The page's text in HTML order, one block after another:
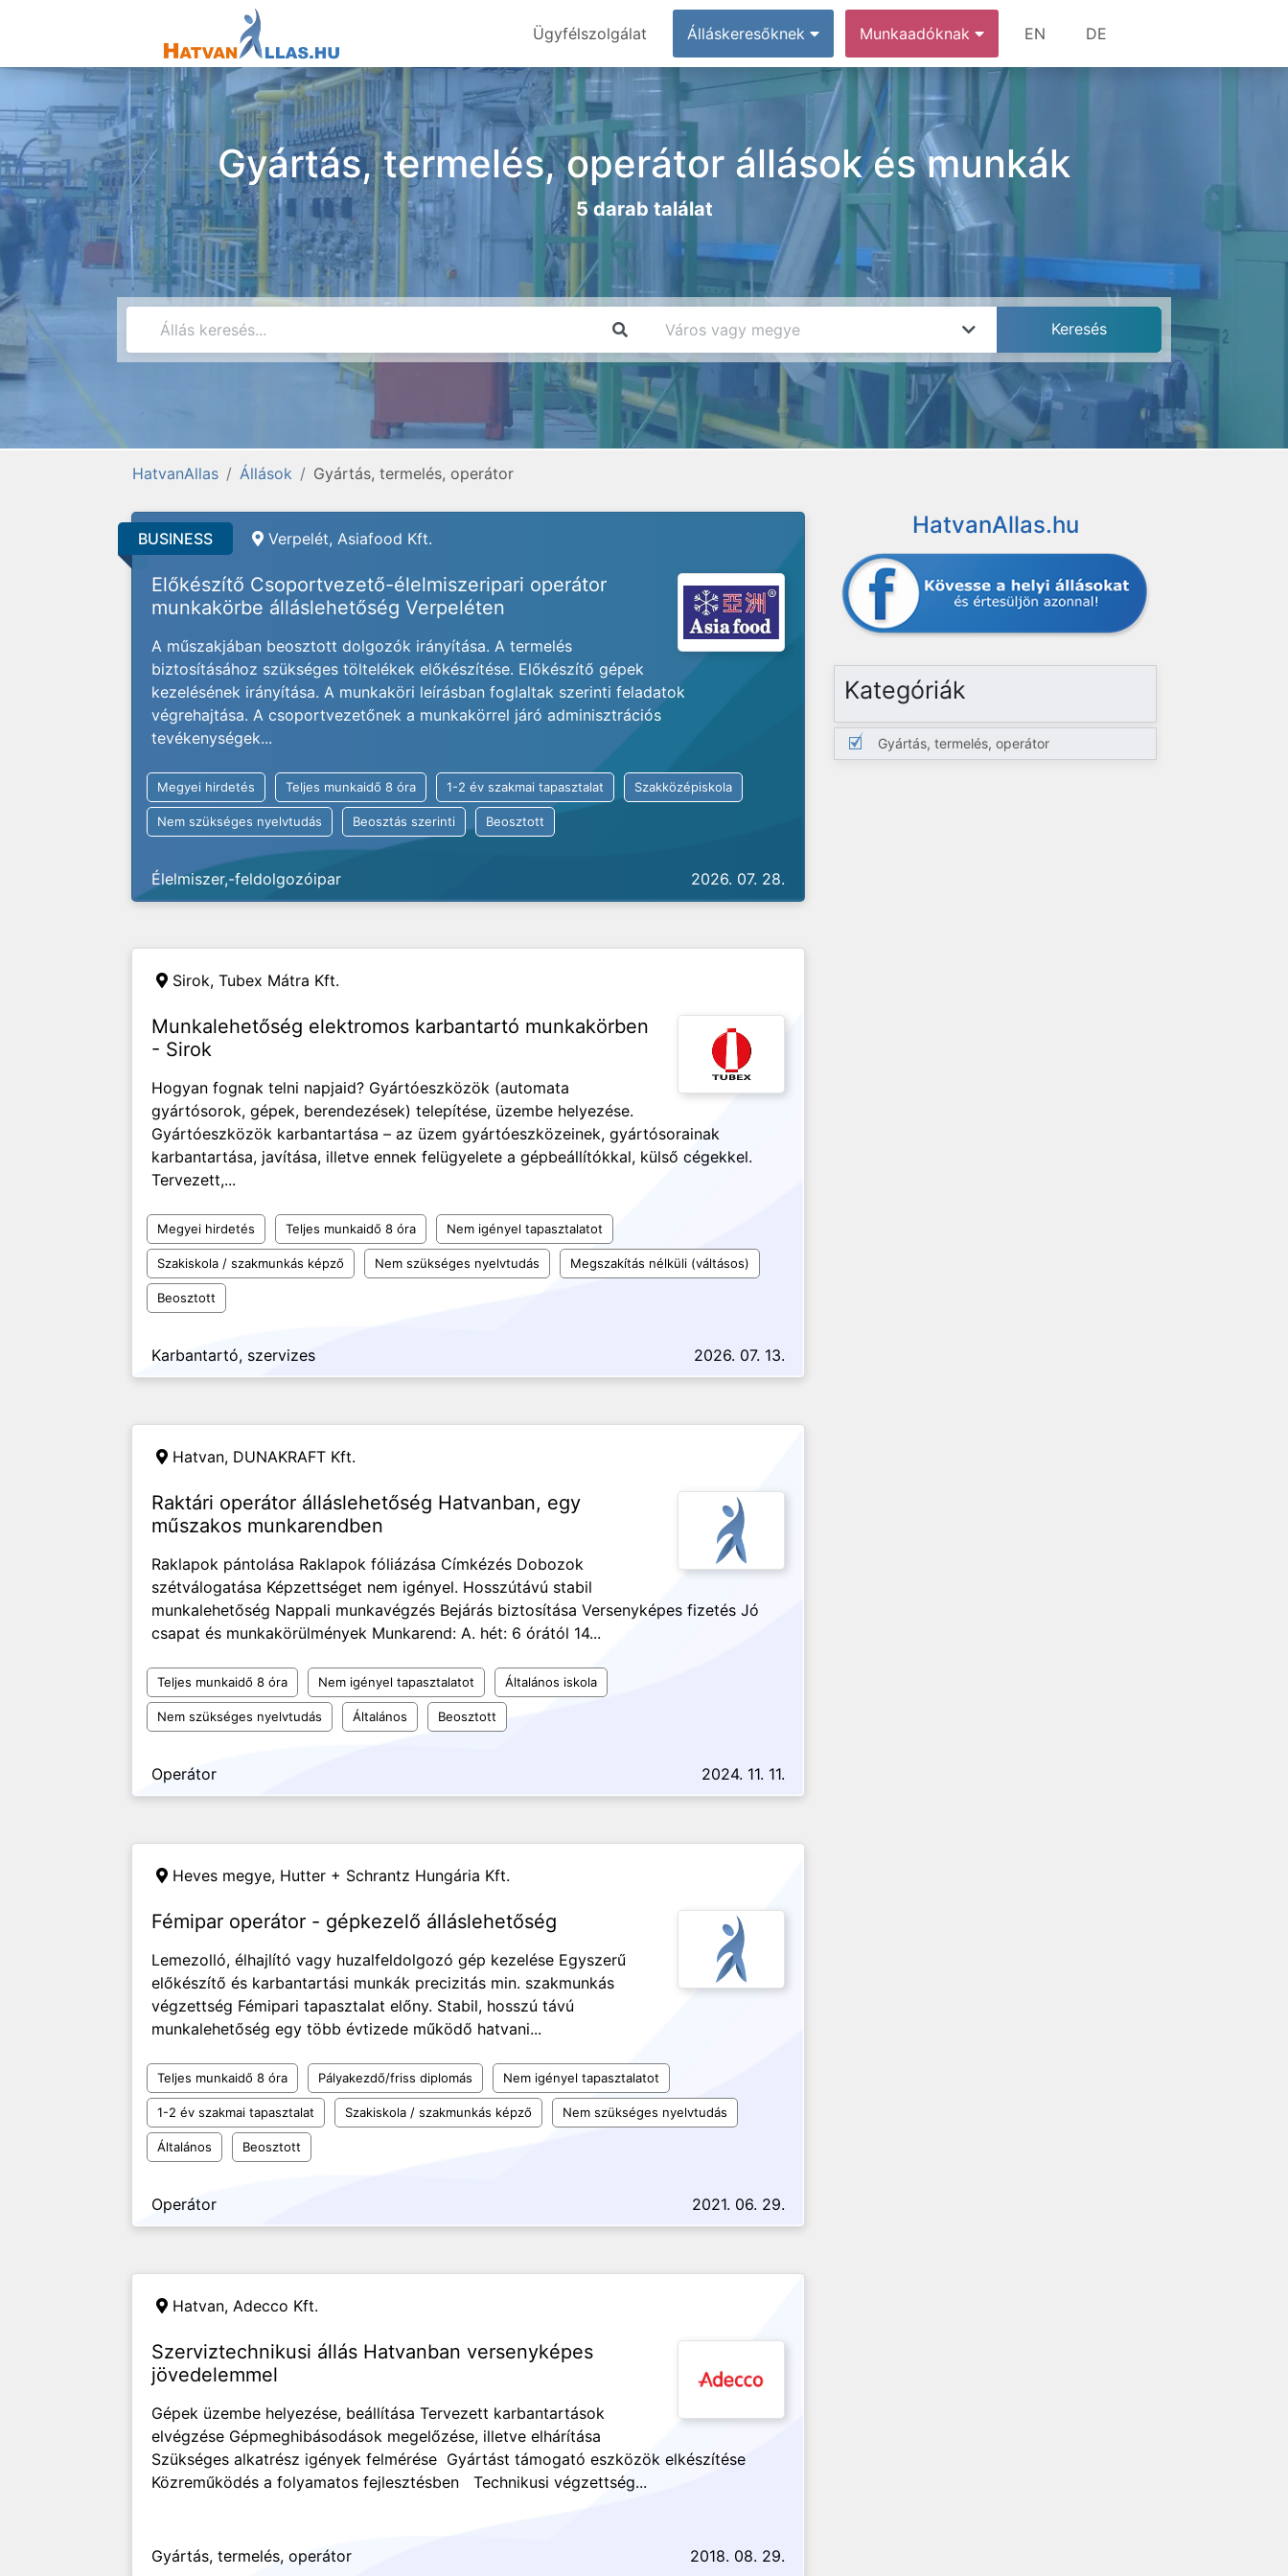
Ügyfélszolgálat Álláskeresőknek Munkaadóknak EN DE
Gyártás, termelés, operátor állások és munkák
5 darab találat
HatvanAllas Állások Gyártás, termelés, operátor
BUSINESS Verpelét, Asiafood Kft.
Előkészítő Csoportvezető-élelmiszeripari operátor
munkakörbe álláslehetőség Verpeléten
A műszakjában beosztott dolgozók irányítása. A termelés
biztosításához szükséges töltelékek előkészítése. Előkészítő gépek
kezelésének irányítása. A munkaköri leírásban foglaltak szerinti feladatok
végrehajtása. A csoportvezetőnek a munkakörrel járó adminisztrációs
tevékenységek...
Megyei hirdetés Teljes munkaidő 8 óra 1-2 év szakmai tapasztalat Szakközépiskola
Nem szükséges nyelvtudás Beosztás szerinti Beosztott
Élelmiszer,-feldolgozóipar 2026. 07. 28.
Sirok, Tubex Mátra Kft.
Munkalehetőség elektromos karbantartó munkakörben
- Sirok
Hogyan fognak telni napjaid? Gyártóeszközök (automata
gyártósorok, gépek, berendezések) telepítése, üzembe helyezése.
Gyártóeszközök karbantartása – az üzem gyártóeszközeinek, gyártósorainak
karbantartása, javítása, illetve ennek felügyelete a gépbeállítókkal, külső cégekkel.
Tervezett,...
Megyei hirdetés Teljes munkaidő 8 óra Nem igényel tapasztalatot
Szakiskola / szakmunkás képző Nem szükséges nyelvtudás Megszakítás nélküli (váltásos)
Beosztott
Karbantartó, szervizes 2026. 07. 13.
Hatvan, DUNAKRAFT Kft.
Raktári operátor álláslehetőség Hatvanban, egy
műszakos munkarendben
Raklapok pántolása Raklapok fóliázása Címkézés Dobozok
szétválogatása Képzettséget nem igényel. Hosszútávú stabil
munkalehetőség Nappali munkavégzés Bejárás biztosítása Versenyképes fizetés Jó
csapat és munkakörülmények Munkarend: A. hét: 6 órától 14...
Teljes munkaidő 8 óra Nem igényel tapasztalatot Általános iskola
Nem szükséges nyelvtudás Általános Beosztott
Operátor 2024. 11. 11.
Heves megye, Hutter + Schrantz Hungária Kft.
Fémipar operátor - gépkezelő álláslehetőség
Lemezolló, élhajlító vagy huzalfeldolgozó gép kezelése Egyszerű
előkészítő és karbantartási munkák precizitás min. szakmunkás
végzettség Fémipari tapasztalat előny. Stabil, hosszú távú
munkalehetőség egy több évtizede működő hatvani...
Teljes munkaidő 8 óra Pályakezdő/friss diplomás Nem igényel tapasztalatot
1-2 év szakmai tapasztalat Szakiskola / szakmunkás képző Nem szükséges nyelvtudás
Általános Beosztott
Operátor 2021. 06. 29.
Hatvan, Adecco Kft.
Szerviztechnikusi állás Hatvanban versenyképes
jövedelemmel
Gépek üzembe helyezése, beállítása Tervezett karbantartások
elvégzése Gépmeghibásodások megelőzése, illetve elhárítása
Szükséges alkatrész igények felmérése Gyártást támogató eszközök elkészítése
Közreműködés a folyamatos fejlesztésben Technikusi végzettség...
Gyártás, termelés, operátor 2018. 08. 29.
HatvanAllas.hu
Kategóriák
Gyártás, termelés, operátor